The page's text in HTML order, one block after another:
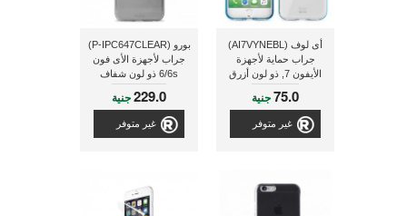
أى لوف (AI7VYNEBL)
جراب حماية لأجهزة
الأيفون 7, ذو لون أزرق
75.0جنية
غير متوفر
بورو (P-IPC647CLEAR)
جراب لأجهزة الأى فون
6/6s ذو لون شفاف
229.0جنية
غير متوفر